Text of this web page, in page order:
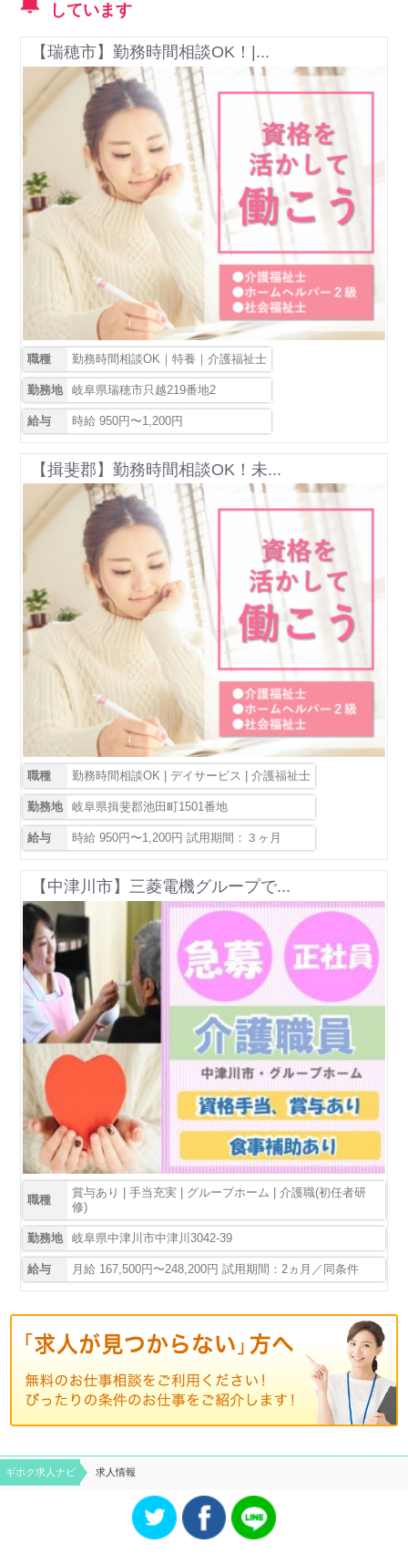
しています
【瑞穂市】勤務時間相談OK！|...
職種 勤務時間相談OK｜特養｜介護福祉士
勤務地 岐阜県瑞穂市只越219番地2
給与 時給 950円〜1,200円
【揖斐郡】勤務時間相談OK！未...
職種 勤務時間相談OK | デイサービス | 介護福祉士
勤務地 岐阜県揖斐郡池田町1501番地
給与 時給 950円〜1,200円 試用期間：３ヶ月
【中津川市】三菱電機グループで...
職種
賞与あり | 手当充実 | グループホーム | 介護職(初任者研
修)
勤務地 岐阜県中津川市中津川3042-39
給与 月給 167,500円〜248,200円 試用期間：2ヵ月／同条件
ギホク求⼈ナビ 求人情報